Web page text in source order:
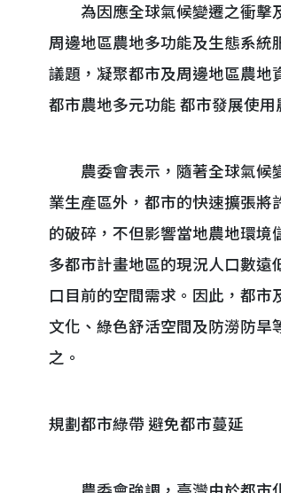
為因應全球氣候變遷之衝擊及
周邊地區農地多功能及生態系統
議題，凝聚都市及周邊地區農地
都市農地多元功能 都市發展使用
農委會表示，隨著全球氣候變
業生產區外，都市的快速擴張將
的破碎，不但影響當地農地環境
多都市計畫地區的現況人口數遠
口目前的空間需求。因此，都市
文化、綠色舒活空間及防澇防旱
之。
規劃都市綠帶 避免都市蔓延